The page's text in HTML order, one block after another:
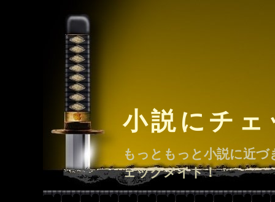
小説にチ
もっともっと小説に近
ェックメイト！